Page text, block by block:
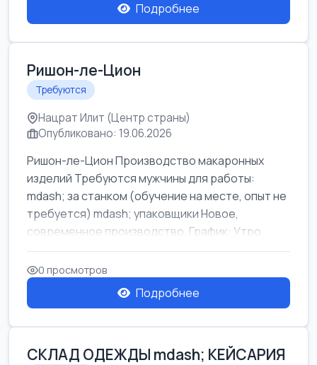
Подробнее
Ришон-ле-Цион
Требуются
Нацрат Илит (Центр страны)
Опубликовано: 19.06.2026
Ришон-ле-Цион Производство макаронных
изделий Требуются мужчины для работы:
mdash; за станком (обучение на месте, опыт не
требуется) mdash; упаковщики Новое,
современное производство. График: Утро
mda...
0 просмотров
Подробнее
СКЛАД ОДЕЖДЫ mdash; КЕЙСАРИЯ